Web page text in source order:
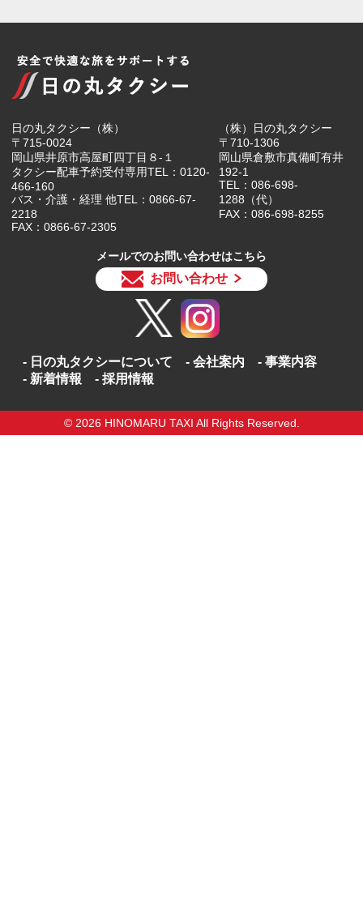
日の丸タクシー（株）
〒715-0024
岡山県井原市高屋町四丁目８-１
タクシー配車予約受付専用TEL：0120-
466-160
バス・介護・経理 他TEL：0866-67-
2218
FAX：0866-67-2305
（株）日の丸タクシー
〒710-1306
岡山県倉敷市真備町有井
192-1
TEL：086-698-
1288（代）
FAX：086-698-8255
メールでのお問い合わせはこちら
お問い合わせ
日の丸タクシーについて 会社案内
事業内容
新着情報
採用情報
© 2026 HINOMARU TAXI All Rights Reserved.